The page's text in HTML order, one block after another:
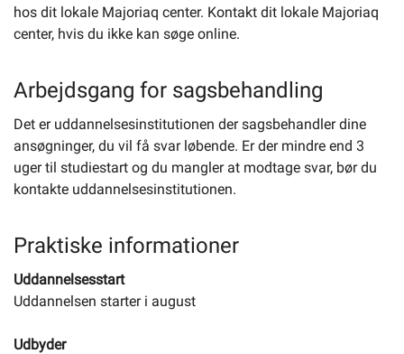
hos dit lokale Majoriaq center. Kontakt dit lokale Majoriaq
center, hvis du ikke kan søge online.
Arbejdsgang for sagsbehandling
Det er uddannelsesinstitutionen der sagsbehandler dine
ansøgninger, du vil få svar løbende. Er der mindre end 3
uger til studiestart og du mangler at modtage svar, bør du
kontakte uddannelsesinstitutionen.
Praktiske informationer
Uddannelsesstart
Uddannelsen starter i august
Udbyder